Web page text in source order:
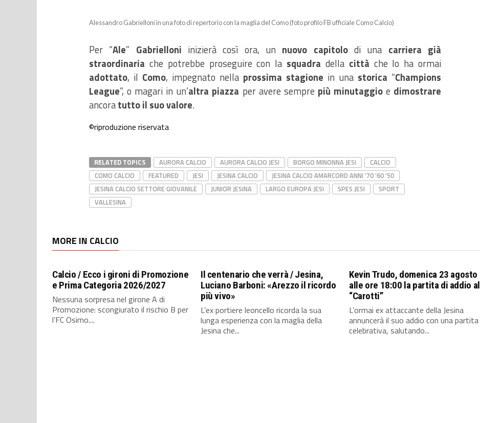
Alessandro Gabrielloni in una foto di repertorio con la maglia del Como (foto profilo FB ufficiale Como Calcio)
Per “Ale” Gabrielloni inizierà così ora, un nuovo capitolodi una carriera già
straordinaria che potrebbe proseguire con la squadra dellacittà che lo ha ormai
adottato, il Como, impegnato nella prossima stagione in una storica “Champions
League”, o magari in un’altra piazza per avere sempre più minutaggioe dimostrare
ancoratutto il suo valore.
©riproduzione riservata
RELATED TOPICS AURORA CALCIO AURORA CALCIO JESI BORGO MINONNA JESI
CALCIO
COMO CALCIO
FEATURED JESI JESINA CALCIO
JESINA CALCIO AMARCORD ANNI ’70 ’60 ’50
JESINA CALCIO SETTORE GIOVANILE
JUNIOR JESINA LARGO EUROPA JESI SPES JESI
SPORT
VALLESINA
MORE IN CALCIO
Calcio / Ecco i gironi di Promozione
e Prima Categoria 2026/2027
Nessuna sorpresa nel girone A di
Promozione: scongiurato il rischio B per
l’FC Osimo....
Il centenario che verrà / Jesina,
Luciano Barboni: «Arezzo il ricordo
più vivo»
L’ex portiere leoncello ricorda la sua
lunga esperienza con la maglia della
Jesina che...
Kevin Trudo, domenica 23 agosto
alle ore 18:00 la partita di addio al
“Carotti”
L’ormai ex attaccante della Jesina
annuncerà il suo addio con una partita
celebrativa, salutando...